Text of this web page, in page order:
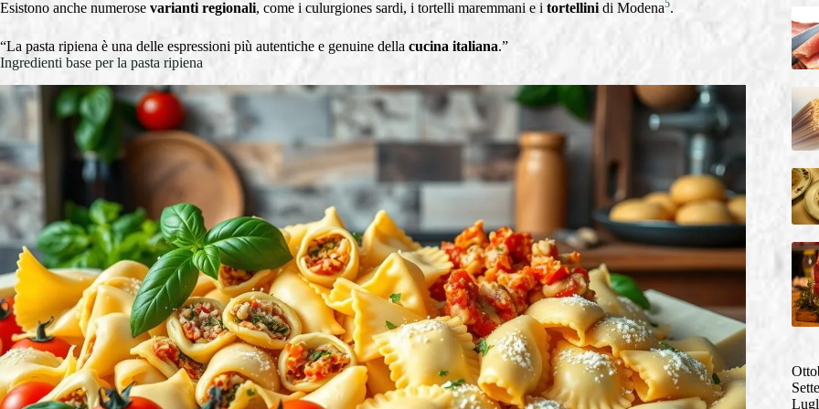
Esistono anche numerose varianti regionali, come i culurgiones sardi, i tortelli maremmani e i tortellini di Modena5.
“La pasta ripiena è una delle espressioni più autentiche e genuine della cucina italiana.”
Ingredienti base per la pasta ripiena